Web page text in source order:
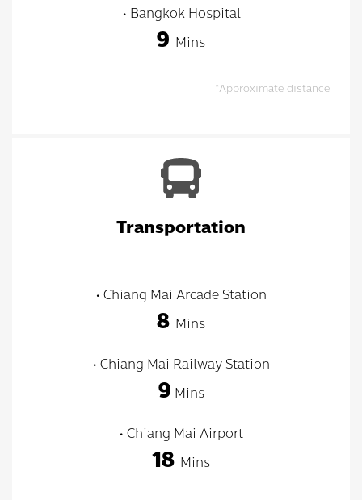
• Bangkok Hospital
9 Mins
Transportation
• Chiang Mai Arcade Station
8 Mins
• Chiang Mai Railway Station
9 Mins
• Chiang Mai Airport
18 Mins